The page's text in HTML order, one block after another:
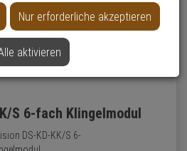
S 6-fach Klingelmodul
Nur erforderliche akzeptieren
aktivieren